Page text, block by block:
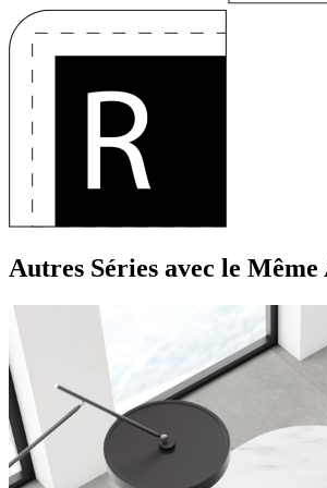
Autres Séries avec le Même